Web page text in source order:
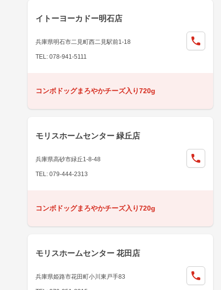
イトーヨーカドー明石店
兵庫県明石市二見町西二見駅前1-18
TEL: 078-941-5111
コンボドッグまろやかチーズ入り720g
モリスホームセンター 緑丘店
兵庫県高砂市緑丘1-8-48
TEL: 079-444-2313
コンボドッグまろやかチーズ入り720g
モリスホームセンター 花田店
兵庫県姫路市花田町小川東戸手83